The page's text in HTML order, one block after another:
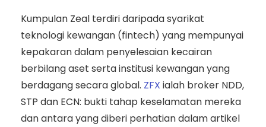
Kumpulan Zeal terdiri daripada syarikat
teknologi kewangan (fintech) yang mempunyai
kepakaran dalam penyelesaian kecairan
berbilang aset serta institusi kewangan yang
berdagang secara global. ZFX ialah broker NDD,
STP dan ECN: bukti tahap keselamatan mereka
dan antara yang diberi perhatian dalam artikel